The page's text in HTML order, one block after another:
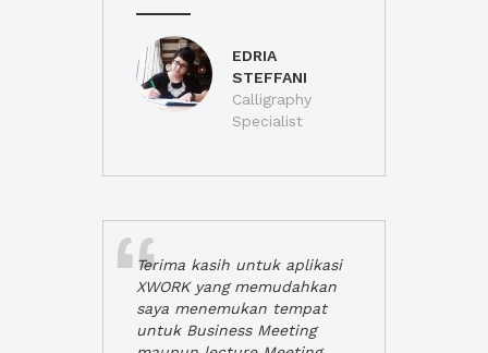
EDRIA
STEFFANI
Calligraphy
Specialist
Terima kasih untuk aplikasi
XWORK yang memudahkan
saya menemukan tempat
untuk Business Meeting